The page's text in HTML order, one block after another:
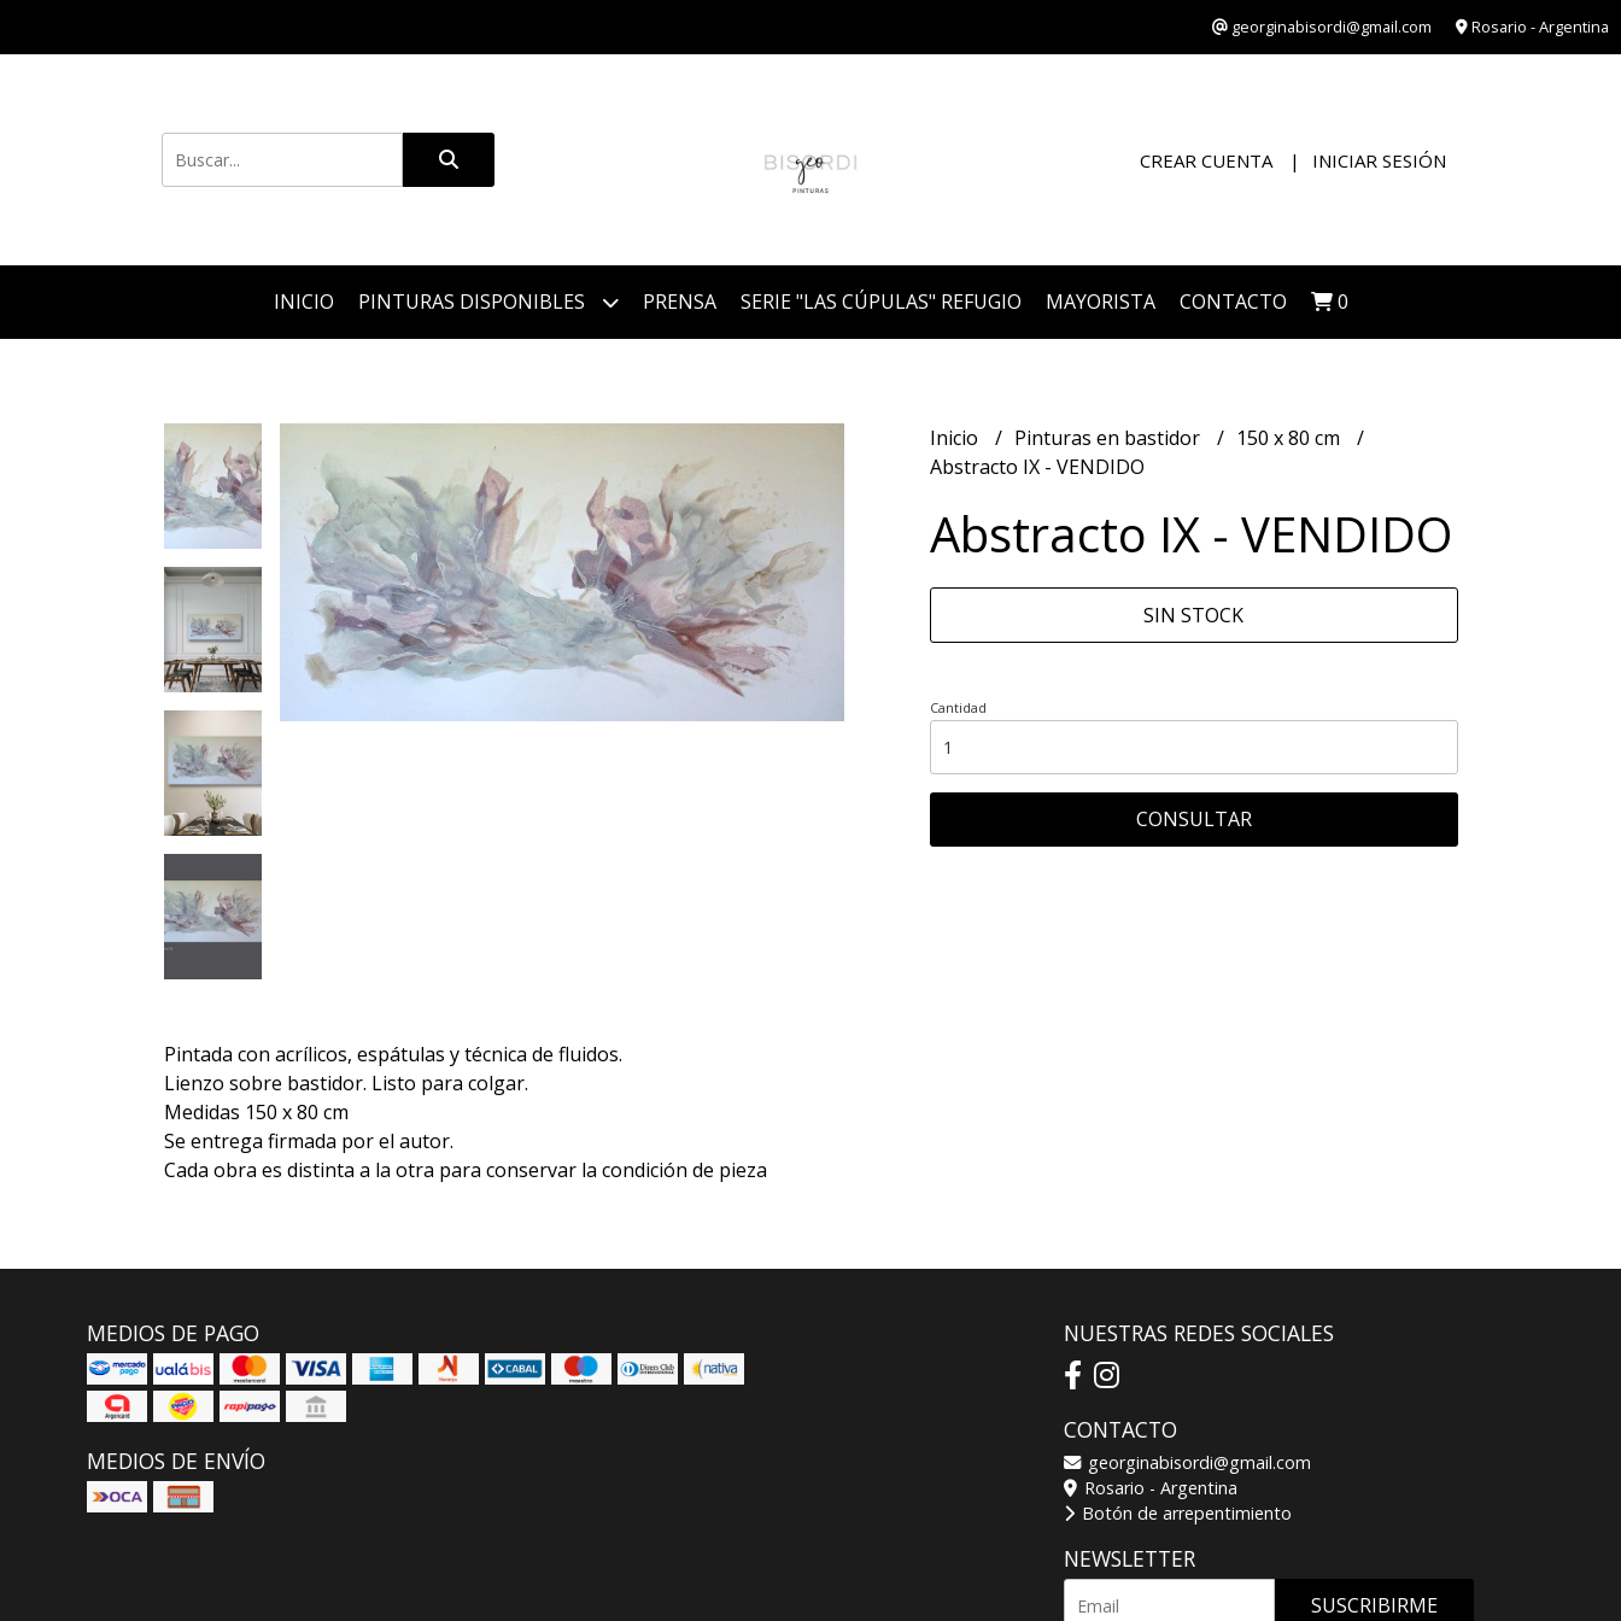
georginabisordi@gmail.com Rosario - Argentina
CREAR CUENTA INICIAR SESIÓN
INICIO PINTURAS DISPONIBLES PRENSA SERIE "LAS CÚPULAS" REFUGIO MAYORISTA CONTACTO 0
Pintada con acrílicos, espátulas y técnica de fluidos.
Lienzo sobre bastidor. Listo para colgar.
Medidas 150 x 80 cm
Se entrega firmada por el autor.
Cada obra es distinta a la otra para conservar la condición de pieza
Inicio Pinturas en bastidor
150 x 80 cm
Abstracto IX - VENDIDO
Abstracto IX - VENDIDO
SIN STOCK
Cantidad
CONSULTAR
MEDIOS DE PAGO
MEDIOS DE ENVÍO
NUESTRAS REDES SOCIALES
CONTACTO
georginabisordi@gmail.com
Rosario - Argentina
Botón de arrepentimiento
NEWSLETTER
SUSCRIBIRME